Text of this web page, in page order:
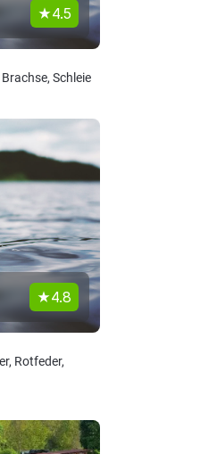
4.5
Schleie
4.8
Rotfeder,